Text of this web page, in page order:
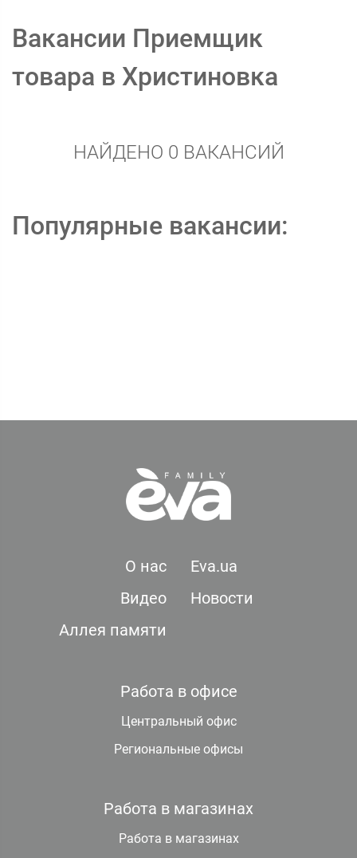
Вакансии Приемщик
товара в Христиновка
НАЙДЕНО 0 ВАКАНСИЙ
Популярные вакансии:
О нас
Eva.ua
Видео
Новости
Аллея памяти
Работа в офисе
Центральный офис
Региональные офисы
Работа в магазинах
Работа в магазинах